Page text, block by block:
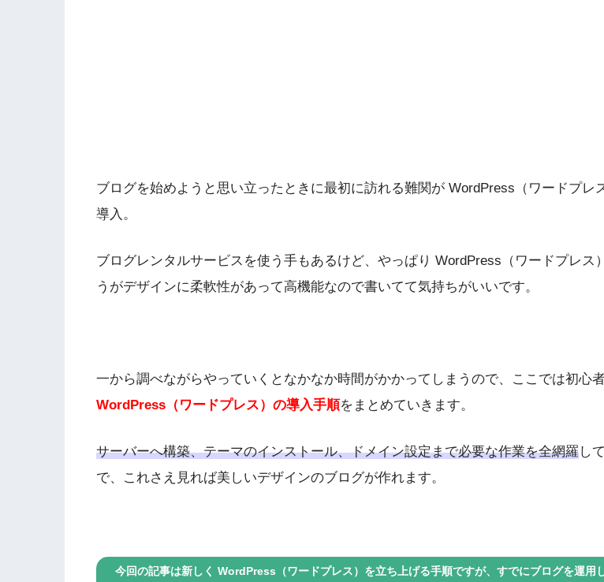
ブログを始めようと思い立ったときに最初に訪れる難関が WordPress（ワードプレ
導入。
ブログレンタルサービスを使う手もあるけど、やっぱり WordPress（ワードプレス
うがデザインに柔軟性があって高機能なので書いてて気持ちがいいです。
一から調べながらやっていくとなかなか時間がかかってしまうので、ここでは初心
WordPress（ワードプレス）の導入手順をまとめていきます。
サーバーへ構築、テーマのインストール、ドメイン設定まで必要な作業を全網羅し
で、これさえ見れば美しいデザインのブログが作れます。
今回の記事は新しく WordPress（ワードプレス）を立ち上げる手順ですが、すでにブログを運用